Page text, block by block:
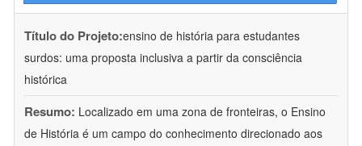
Título do Projeto:ensino de história para estudantes
surdos: uma proposta inclusiva a partir da consciência
histórica
Resumo: Localizado em uma zona de fronteiras, o Ensino
de História é um campo do conhecimento direcionado aos